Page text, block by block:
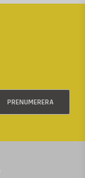
PRENUMERERA